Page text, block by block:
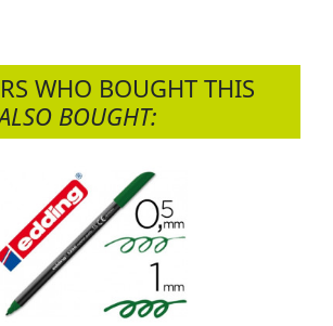
WHO BOUGHT THIS
BOUGHT: